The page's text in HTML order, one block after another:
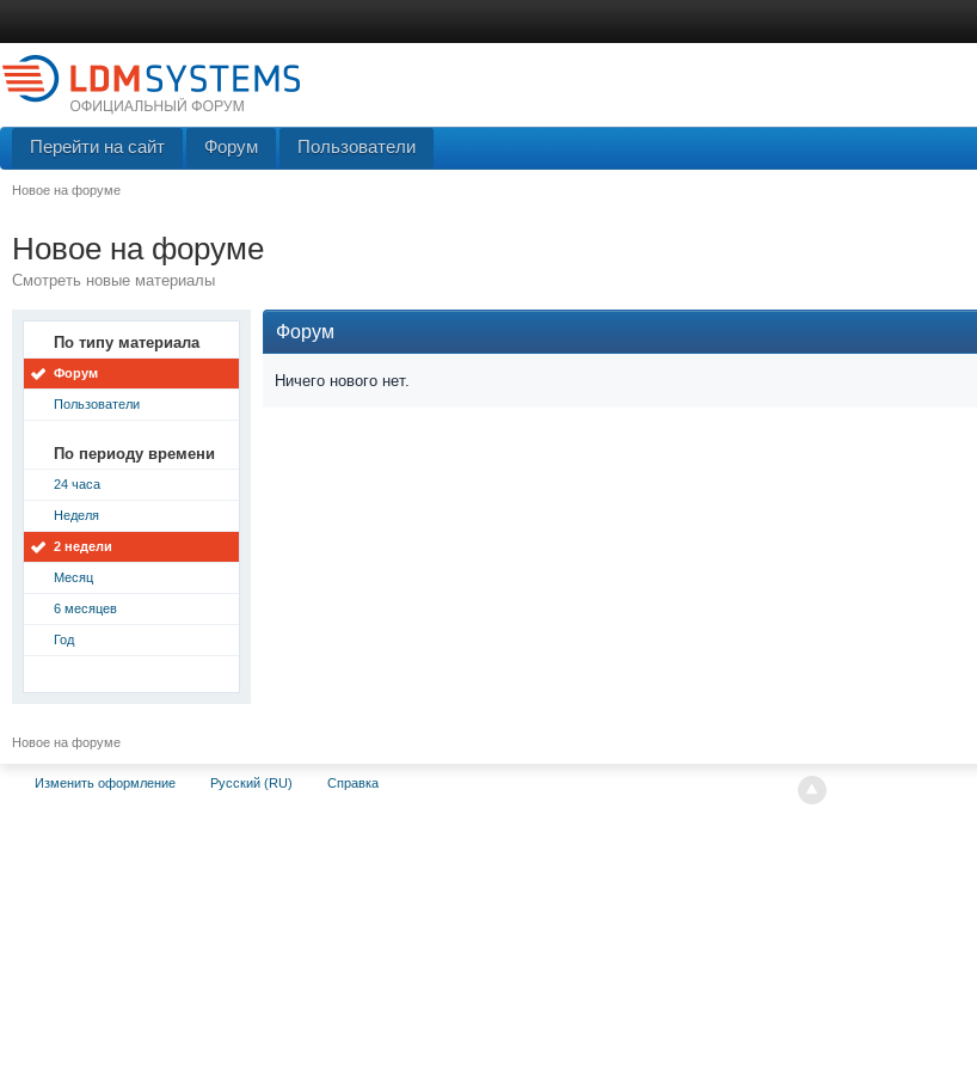
Перейти на сайт Форум Пользователи
Новое на форуме
Новое на форуме
Смотреть новые материалы
По типу материала
Форум
Пользователи
По периоду времени
24 часа
Неделя
2 недели
Месяц
6 месяцев
Год
Форум
Ничего нового нет.
Новое на форуме
Изменить оформление Русский (RU) Справка